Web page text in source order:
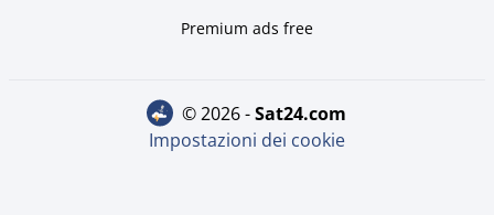
Premium ads free
© 2026 - sat24.com
Impostazioni dei cookie